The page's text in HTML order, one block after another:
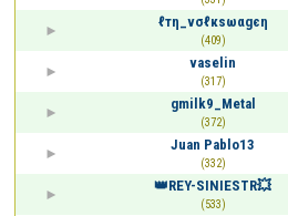
ℓтη_νσℓкѕωαgєη
(409)
vaselin
(317)
gmilk9_Metal
(372)
Juan Pablo13
(332)
👑REY-SINIESTR💥
(533)